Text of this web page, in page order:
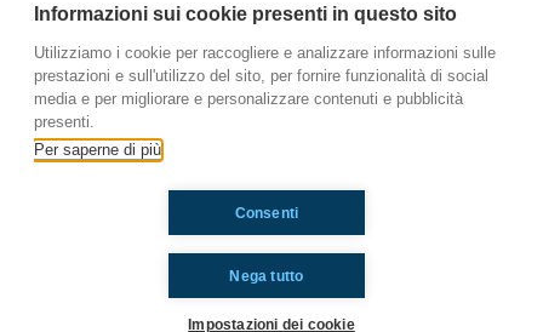
scuola. Quindi, cosa aspettate? Premete play!
https://www.radioimmaginaria.it
San Giovanni In Persiceto
Ti è piaciuto? Condividilo!
Informazioni sui cookie presenti in questo sito
Utilizziamo i cookie per raccogliere e analizzare informazioni sulle
prestazioni e sull'utilizzo del sito, per fornire funzionalità di social
media e per migliorare e personalizzare contenuti e pubblicità
presenti.
Per saperne di più
Nega tutto
Consenti
Impostazioni dei cookie